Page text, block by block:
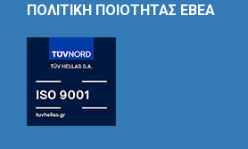
ΠΟΛΙΤΙΚΗ ΠΟΙΟΤΗΤΑΣ ΕΒΕΑ